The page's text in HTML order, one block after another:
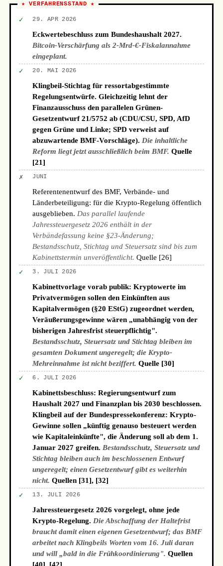
★ VERFAHRENSSTAND ★
✓ 29. APR 2026
Eckwertebeschluss zum Bundeshaushalt 2027.
Bitcoin-Verschärfung als 2-Mrd-€-Fiskalannahme
eingeplant.
✓ 20. MAI 2026
Klingbeil-Stichtag für ressortabgestimmte
Regelungsentwürfe. Gleichzeitig lehnt der
Finanzausschuss den parallelen Grünen-
Gesetzentwurf 21/5752 ab (CDU/CSU, SPD, AfD
gegen Grüne und Linke; SPD verweist auf
abzuwartende BMF-Vorschläge). Die inhaltliche
Reform liegt jetzt ausschließlich beim BMF. Quelle
[21]
✗ JUNI
Referentenentwurf des BMF, Verbände- und
Länderbeteiligung: für die Krypto-Regelung öffentlich
ausgeblieben. Das parallel laufende
Jahressteuergesetz 2026 enthält in der
Verbändefassung keine §23-Änderung;
Bestandsschutz, Stichtag und Steuersatz sind bis zum
Kabinettstermin unveröffentlicht. Quelle [26]
✓ 3. JULI 2026
Kabinettvorlage vorab publik: Kryptowerte im
Privatvermögen sollen den Einkünften aus
Kapitalvermögen (§20 EStG) zugeordnet werden,
Veräußerungsgewinne wären „unabhängig von der
bisherigen Jahresfrist steuerpflichtig".
Bestandsschutz, Steuersatz und Stichtag bleiben im
gesamten Dokument ungeregelt; die Krypto-
Mehreinnahme ist nicht beziffert. Quelle [30]
✓ 6. JULI 2026
Kabinettsbeschluss: Regierungsentwurf zum
Haushalt 2027 und Finanzplan bis 2030 beschlossen.
Klingbeil auf der Bundespressekonferenz: Krypto-
Gewinne sollen „künftig genauso besteuert werden
wie Kapitaleinkünfte", die Änderung soll ab dem 1.
Januar 2027 greifen. Bestandsschutz, Steuersatz und
Stichtag bleiben auch im beschlossenen Entwurf
ungeregelt; einen Gesetzentwurf gibt es weiterhin
nicht. Quellen [31], [32]
✓ 13. JULI 2026
Jahressteuergesetz 2026 vorgelegt, ohne jede
Krypto-Regelung. Die Abschaffung der Haltefrist
braucht damit einen eigenen Gesetzentwurf; das BMF
arbeitet nach Klingbeils Worten vom 16. Juli daran
und will „bald in die Frühkoordinierung". Quellen